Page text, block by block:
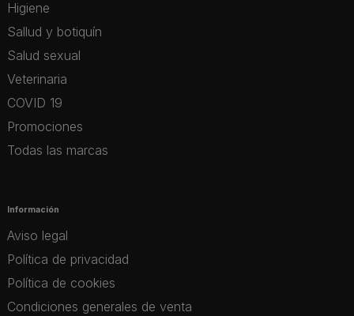
Higiene
Sallud y botiquín
Salud sexual
Veterinaria
COVID 19
Promociones
Todas las marcas
Información
Aviso legal
Política de privacidad
Política de cookies
Condiciones generales de venta